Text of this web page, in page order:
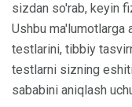
sizdan so'rab, keyin
Ushbu
testlarini, tibbiy
testlarni sizning
sababini aniqlash